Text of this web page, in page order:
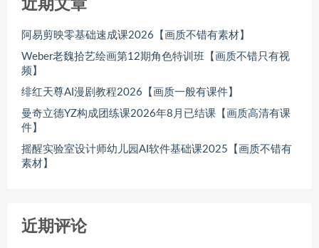
近期文章
阿易剪映零基础速成课2026【画质不错有素材】
Weber老魏拾艺绘画第12期角色特训班【画质不错只有视
频】
绯红天尊AI漫剧教程2026【画质一般有课件】
曼奇立德YZ构成团练课2026年8月已结课【画质高清有课
件】
摇醒实验室设计师幼儿园AI软件基础课2025【画质不错有
素材】
近期评论